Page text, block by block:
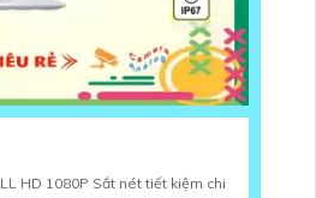
HD 1080P Sắt nét tiết kiệm chi